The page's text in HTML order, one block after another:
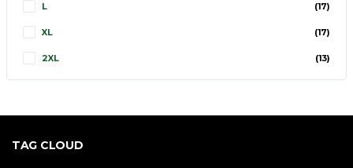
L (17)
XL (17)
2XL (13)
TAG CLOUD